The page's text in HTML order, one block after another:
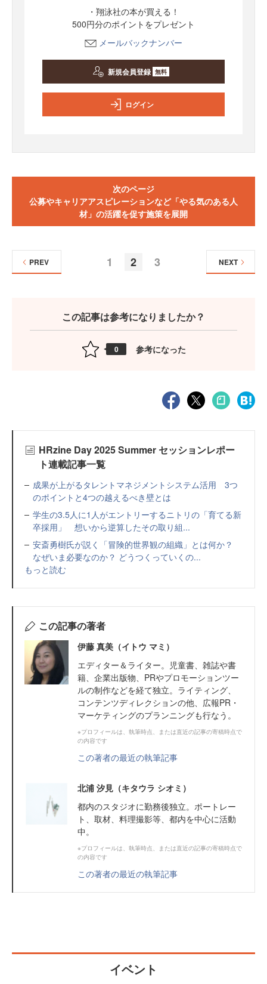
・翔泳社の本が買える！
500円分のポイントをプレゼント
メールバックナンバー
新規会員登録 無料
ログイン
次のページ
公募やキャリアアスピレーションなど「やる気のある人
材」の活躍を促す施策を展開
1 2 3
PREV NEXT
この記事は参考になりましたか？
0 参考になった
HRzine Day 2025 Summer セッションレポー
ト連載記事一覧
成果が上がるタレントマネジメントシステム活用 3つ
のポイントと4つの越えるべき壁とは
学生の3.5人に1人がエントリーするニトリの「育てる新
卒採用」 想いから逆算したその取り組...
安斎勇樹氏が説く「冒険的世界観の組織」とは何か？
なぜいま必要なのか？ どうつくっていくの...
もっと読む
この記事の著者
伊藤 真美（イトウ マミ）
エディター＆ライター。児童書、雑誌や書
籍、企業出版物、PRやプロモーションツー
ルの制作などを経て独立。ライティング、
コンテンツディレクションの他、広報PR・
マーケティングのプランニングも行なう。
※プロフィールは、執筆時点、または直近の記事の寄稿時点で
の内容です
この著者の最近の執筆記事
北浦 汐見（キタウラ シオミ）
都内のスタジオに勤務後独立。ポートレー
ト、取材、料理撮影等、都内を中心に活動
中。
※プロフィールは、執筆時点、または直近の記事の寄稿時点で
の内容です
この著者の最近の執筆記事
イベント